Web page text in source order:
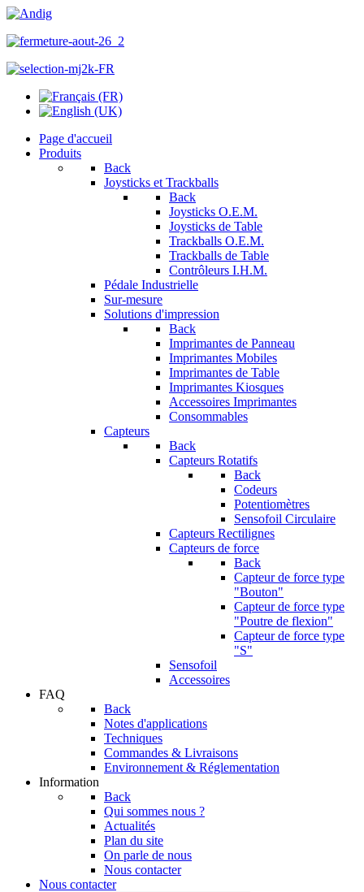
Page d'accueil
Produits
Back
Joysticks et Trackballs
Back
Joysticks O.E.M.
Joysticks de Table
Trackballs O.E.M.
Trackballs de Table
Contrôleurs I.H.M.
Pédale Industrielle
Sur-mesure
Solutions d'impression
Back
Imprimantes de Panneau
Imprimantes Mobiles
Imprimantes de Table
Imprimantes Kiosques
Accessoires Imprimantes
Consommables
Capteurs
Back
Capteurs Rotatifs
Back
Codeurs
Potentiomètres
Sensofoil Circulaire
Capteurs Rectilignes
Capteurs de force
Back
Capteur de force type
"Bouton"
Capteur de force type
"Poutre de flexion"
Capteur de force type
"S"
Sensofoil
Accessoires
FAQ
Back
Notes d'applications
Techniques
Commandes & Livraisons
Environnement & Réglementation
Information
Back
Qui sommes nous ?
Actualités
Plan du site
On parle de nous
Nous contacter
Nous contacter